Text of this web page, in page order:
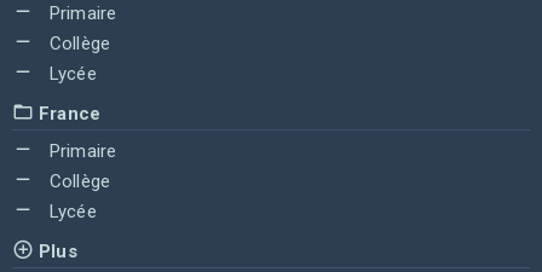
Primaire
Collège
Lycée
France
Primaire
Collège
Lycée
Plus